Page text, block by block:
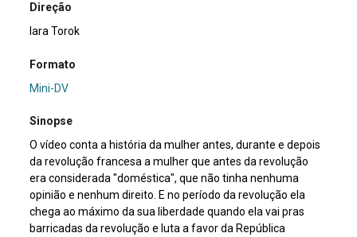
Direção
Iara Torok
Formato
Mini-DV
Sinopse
O vídeo conta a história da mulher antes, durante e depois
da revolução francesa a mulher que antes da revolução
era considerada "doméstica", que não tinha nenhuma
opinião e nenhum direito. E no período da revolução ela
chega ao máximo da sua liberdade quando ela vai pras
barricadas da revolução e luta a favor da República